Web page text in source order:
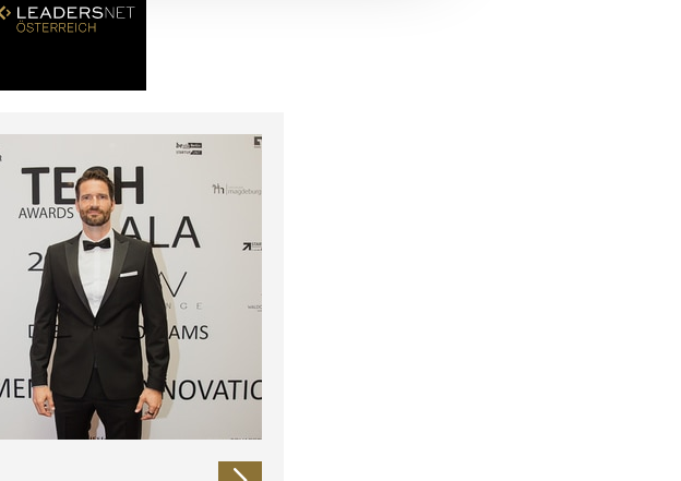
weiter. Unsere Partner führen diese Informationen
haben oder die sie im Rahmen Ihrer Nutzung